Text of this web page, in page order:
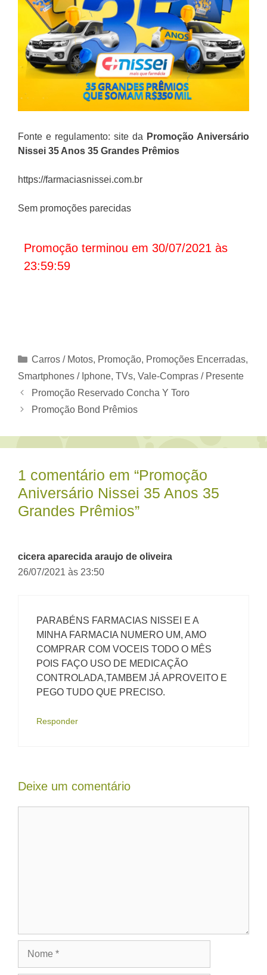
Fonte e regulamento: site da Promoção Aniversário
Nissei 35 Anos 35 Grandes Prêmios
https://farmaciasnissei.com.br
Sem promoções parecidas
Promoção terminou em 30/07/2021 às
23:59:59
Categorias
Carros / Motos, Promoção, Promoções Encerradas,
Smartphones / Iphone, TVs, Vale-Compras / Presente
Promoção Reservado Concha Y Toro
Promoção Bond Prêmios
1 comentário em “Promoção
Aniversário Nissei 35 Anos 35
Grandes Prêmios”
cicera aparecida araujo de oliveira
26/07/2021 às 23:50
PARABÉNS FARMACIAS NISSEI E A
MINHA FARMACIA NUMERO UM, AMO
COMPRAR COM VOCEIS TODO O MÊS
POIS FAÇO USO DE MEDICAÇÃO
CONTROLADA,TAMBEM JÁ APROVEITO E
PEGO TUDO QUE PRECISO.
Responder
Deixe um comentário